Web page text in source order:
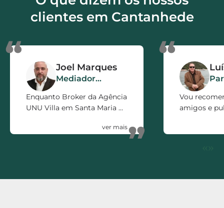
nossa agenda.
clientes em Cantanhede
“
”
Joel Marques
Mediador
Enquanto Broker da Agência
UNU Villa em Santa Maria da
a ISOcertificado como
“
Vou
amigos e